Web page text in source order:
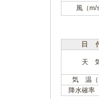
風（m/
日
天
気 温
降水確率